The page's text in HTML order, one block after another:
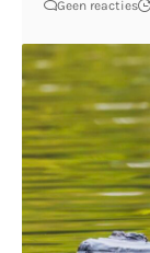
Geen reacties